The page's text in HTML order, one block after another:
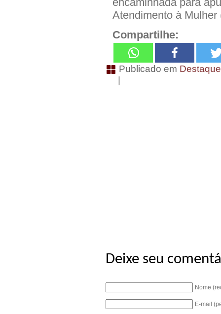
Atendimento à
Compartilhe:
Publicado em
|
Deixe seu
Nome
E-mail